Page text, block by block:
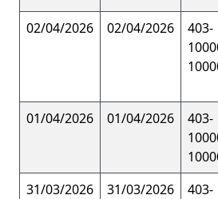
02/04/2026 02/04/2026
403-
01/04/2026 01/04/2026
403-
31/03/2026 31/03/2026
403-